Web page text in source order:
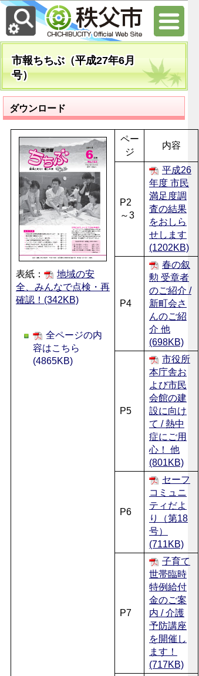
市報ちちぶ（平成27年6月
号）
ダウンロード
表紙：
地域の安
全、みんなで点検・再
確認！(342KB)
全ページの内
容はこちら
(4865KB)
ペー
ジ
内容
P2
～3
平成26
年度 市民
満足度調
査の結果
をおしら
せします
(1202KB)
P4
春の叙
勲 受章者
のご紹介 /
新町会さ
んのご紹
介 他
(698KB)
P5
市役所
本庁舎お
よび市民
会館の建
設に向け
て / 熱中
症にご用
心！ 他
(801KB)
P6
セーフ
コミュニ
ティだよ
り（第18
号）
(711KB)
P7
子育て
世帯臨時
特例給付
金のご案
内 / 介護
予防講座
を開催し
ます！
(717KB)